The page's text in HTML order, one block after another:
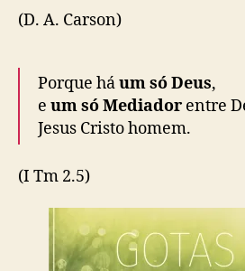
(D. A. Carson)
Porque háum só Deus,
e um só Mediador entre
Jesus Cristo homem.
(I Tm 2.5)